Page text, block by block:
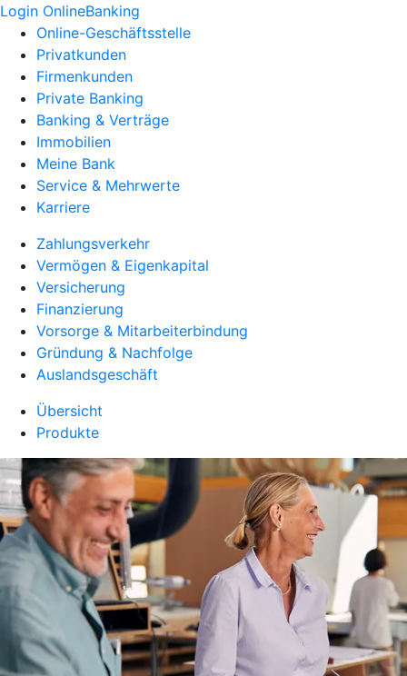
Login OnlineBanking
Online-Geschäftsstelle
Privatkunden
Firmenkunden
Private Banking
Banking & Verträge
Immobilien
Meine Bank
Service & Mehrwerte
Karriere
Zahlungsverkehr
Vermögen & Eigenkapital
Versicherung
Finanzierung
Vorsorge & Mitarbeiterbindung
Gründung & Nachfolge
Auslandsgeschäft
Übersicht
Produkte